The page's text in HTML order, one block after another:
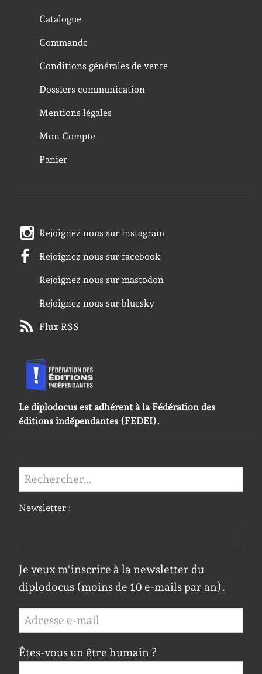
Catalogue
Commande
Conditions générales de vente
Dossiers communication
Mentions légales
Mon Compte
Panier
Rejoignez nous sur instagram
Rejoignez nous sur facebook
Rejoignez nous sur mastodon
Rejoignez nous sur bluesky
Flux RSS
Le diplodocus est adhérent à la Fédération des
éditions indépendantes (FEDEI).
Rechercher :
Newsletter :
Je veux m'inscrire à la newsletter du
diplodocus (moins de 10 e-mails par an).
Êtes-vous un être humain ?